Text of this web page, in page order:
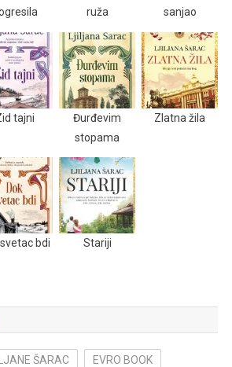
ruža
sanjao
tajni
Đurđevim
stopama
Zlatna žila
bdi Stariji
ŠARAC EVRO BOOK